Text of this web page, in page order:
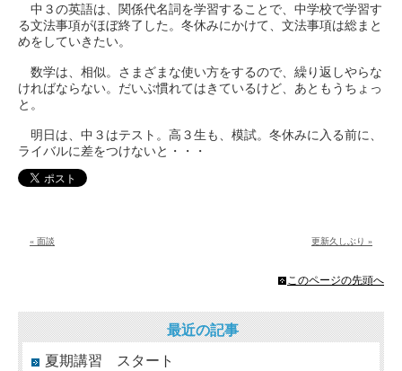
中３の英語は、関係代名詞を学習することで、中学校で学習す
る文法事項がほぼ終了した。冬休みにかけて、文法事項は総まと
めをしていきたい。
数学は、相似。さまざまな使い方をするので、繰り返しやらな
ければならない。だいぶ慣れてはきているけど、あともうちょっ
と。
明日は、中３はテスト。高３生も、模試。冬休みに入る前に、
ライバルに差をつけないと・・・
« 面談 更新久しぶり »
このページの先頭へ
最近の記事
夏期講習 スタート